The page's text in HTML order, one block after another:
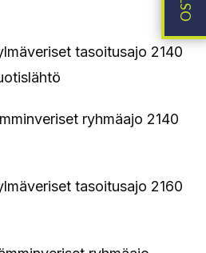
tasoitusajo 2140
ryhmäajo 2140
tasoitusajo 2160